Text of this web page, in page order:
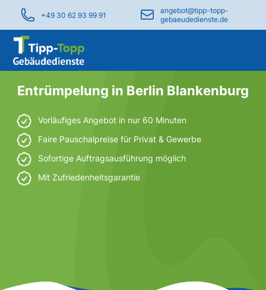
+49 30 62 93 99 91
angebot@tipp-topp-
gebaeudedienste.de
Entrümpelung in Berlin Blankenburg
Vorläufiges Angebot in nur 60 Minuten
Faire Pauschalpreise für Privat & Gewerbe
Sofortige Auftragsausführung möglich
Mit Zufriedenheitsgarantie